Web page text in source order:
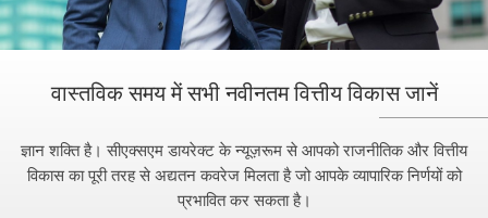
वास्तविक समय में सभी नवीनतम वित्तीय विकास जानें
ज्ञान शक्ति है। सीएक्सएम डायरेक्ट के न्यूज़रूम से आपको राजनीतिक और वित्तीय
विकास का पूरी तरह से अद्यतन कवरेज मिलता है जो आपके व्यापारिक निर्णयों को
प्रभावित कर सकता है।